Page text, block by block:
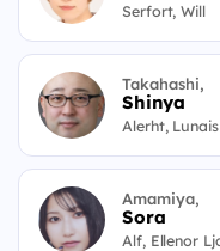
Serfort, Will
Takahashi,
Shinya
Alerht, Lunais
Amamiya,
Sora
Alf, Ellenor